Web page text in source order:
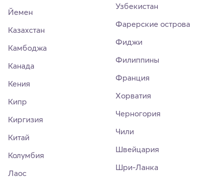
Йемен
Казахстан
Камбоджа
Канада
Кения
Кипр
Киргизия
Китай
Колумбия
Лаос
Узбекистан
Фарерские острова
Фиджи
Филиппины
Франция
Хорватия
Черногория
Чили
Швейцария
Шри-Ланка